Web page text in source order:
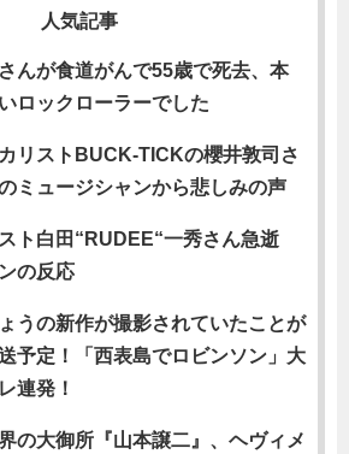
人気記事
んが食道がんで55歳で死去、本
ロックローラーでした
リストBUCK-TICKの櫻井敦司さ
ミュージシャンから悲しみの声
ト白田“RUDEE“一秀さん急逝
の反応
うの新作が撮影されていたことが
予定！「西表島でロビンソン」大
連発！
の大御所『山本譲二』、ヘヴィメ